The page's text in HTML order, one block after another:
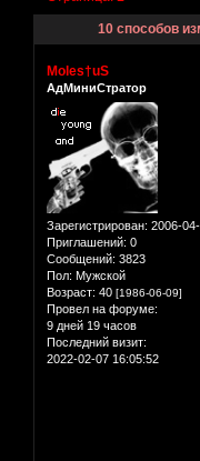
10 способов
Moles†uS
АдМиниСтратор
Зарегистрирован: 2006-
Приглашений: 0
Сообщений: 3823
Пол: Мужской
Возраст: 40 [1986-06-09]
Провел на форуме:
9 дней 19 часов
Последний визит:
2022-02-07 16:05:52